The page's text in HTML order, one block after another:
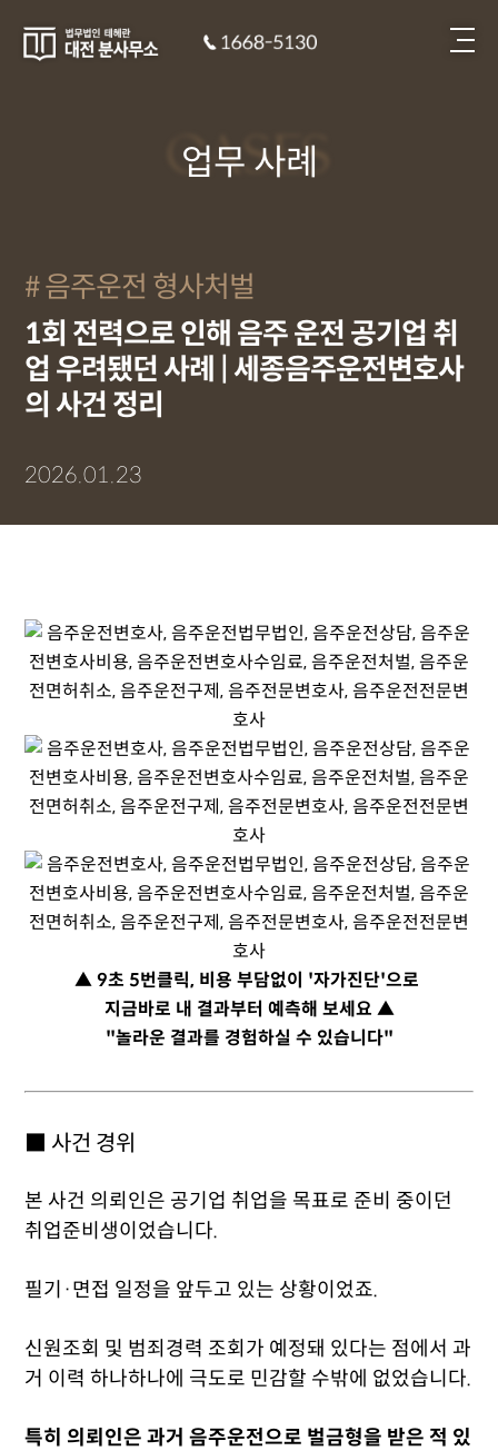
CASES
업무 사례
음주운전 형사처벌
1회 전력으로 인해 음주 운전 공기업 취
업 우려됐던 사례 | 세종음주운전변호사
의 사건 정리
2026.01.23
▲ 9초 5번클릭, 비용 부담없이 '자가진단'으로
지금바로 내 결과부터 예측해 보세요 ▲
"놀라운 결과를 경험하실 수 있습니다"
■ 사건 경위
본 사건 의뢰인은 공기업 취업을 목표로 준비 중이던
취업준비생이었습니다.
필기·면접 일정을 앞두고 있는 상황이었죠.
신원조회 및 범죄경력 조회가 예정돼 있다는 점에서 과
거 이력 하나하나에 극도로 민감할 수밖에 없었습니다.
특히 의뢰인은 과거 음주운전으로 벌금형을 받은 적 있